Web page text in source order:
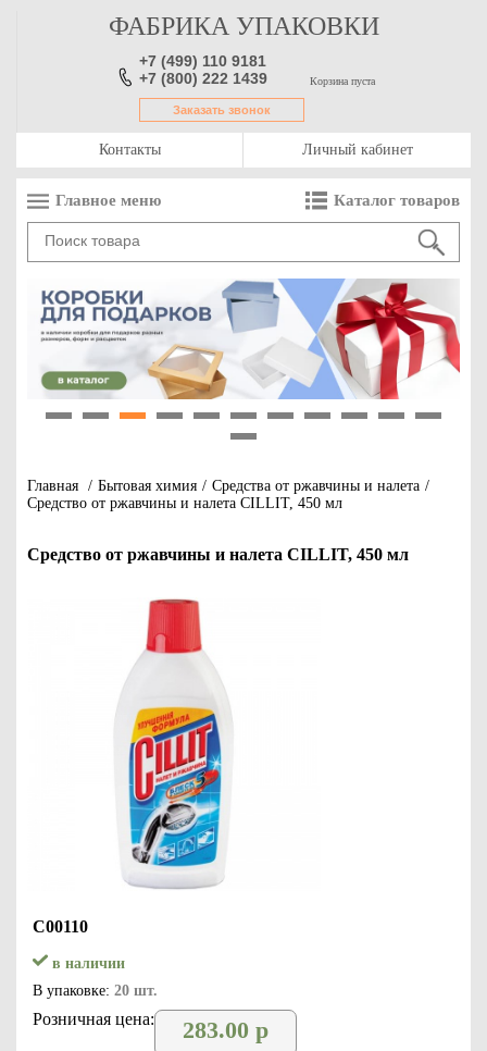
ФАБРИКА УПАКОВКИ
+7 (499) 110 9181
+7 (800) 222 1439
Заказать звонок
Корзина пуста
Контакты Личный кабинет
Главное меню Каталог товаров
Главная / Бытовая химия / Средства от ржавчины и налета /
Средство от ржавчины и налета CILLIT, 450 мл
Средство от ржавчины и налета CILLIT, 450 мл
С00110
в наличии
В упаковке: 20 шт.
Розничная цена: 283.00 р